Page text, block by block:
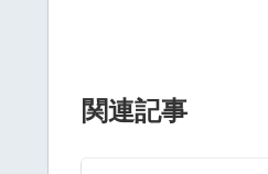
関連記事